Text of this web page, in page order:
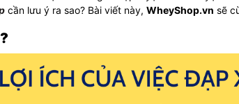
cần lưu ý ra sao? Bài viết này, WheyShop.vn sẽ